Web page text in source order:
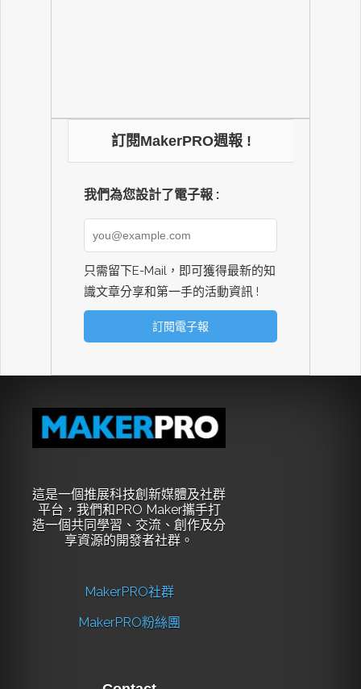
訂閱MakerPRO週報 !
我們為您設計了電子報 :
只需留下E-Mail，即可獲得最新的知
識文章分享和第一手的活動資訊 !
這是一個推展科技創新媒體及社群
平台，我們和PRO Maker攜手打
造一個共同學習、交流、創作及分
享資源的開發者社群。
MakerPRO社群
MakerPRO粉絲團